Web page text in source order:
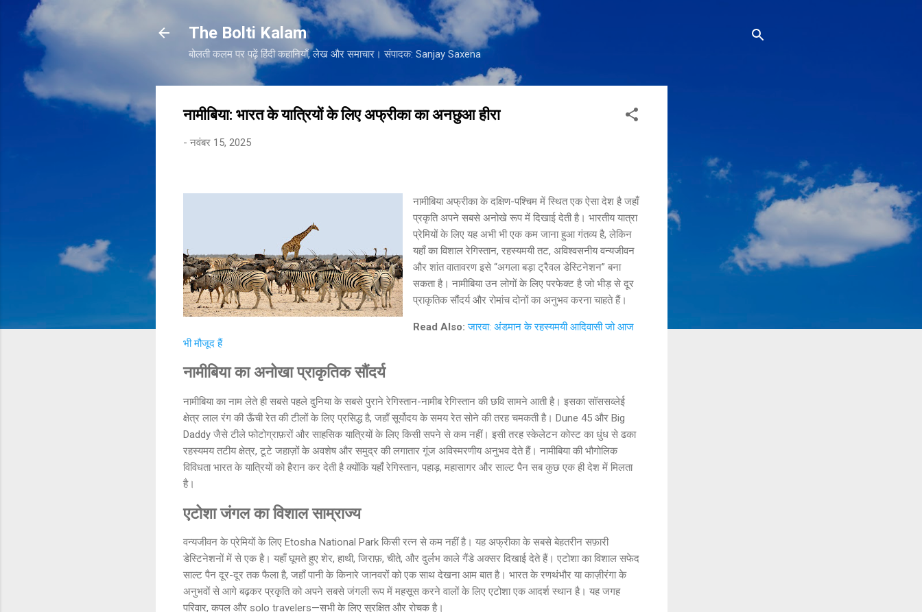
सीधे मुख्य सामग्री पर जाएं
The Bolti Kalam
बोलती कलम पर पढ़ें हिंदी कहानियाँ, लेख और समाचार। संपादक: Sanjay Saxena
नामीबिया: भारत के यात्रियों के लिए अफ्रीका का अनछुआ हीरा
- नवंबर 15, 2025
नामीबिया अफ्रीका के दक्षिण-पश्चिम में स्थित एक ऐसा देश है जहाँ
प्रकृति अपने सबसे अनोखे रूप में दिखाई देती है। भारतीय यात्रा
प्रेमियों के लिए यह अभी भी एक कम जाना हुआ गंतव्य है, लेकिन
यहाँ का विशाल रेगिस्तान, रहस्यमयी तट, अविश्वसनीय वन्यजीवन
और शांत वातावरण इसे “अगला बड़ा ट्रैवल डेस्टिनेशन” बना
सकता है। नामीबिया उन लोगों के लिए परफेक्ट है जो भीड़ से दूर
प्राकृतिक सौंदर्य और रोमांच दोनों का अनुभव करना चाहते हैं।
Read Also: जारवा: अंडमान के रहस्यमयी आदिवासी जो आज
भी मौजूद हैं
नामीबिया का अनोखा प्राकृतिक सौंदर्य
नामीबिया का नाम लेते ही सबसे पहले दुनिया के सबसे पुराने रेगिस्तान-नामीब रेगिस्तान की छवि सामने आती है। इसका सॉससव्लेई
क्षेत्र लाल रंग की ऊँची रेत की टीलों के लिए प्रसिद्ध है, जहाँ सूर्योदय के समय रेत सोने की तरह चमकती है। Dune 45 और Big
Daddy जैसे टीले फोटोग्राफ़रों और साहसिक यात्रियों के लिए किसी सपने से कम नहीं। इसी तरह स्केलेटन कोस्ट का धुंध से ढका
रहस्यमय तटीय क्षेत्र, टूटे जहाज़ों के अवशेष और समुद्र की लगातार गूंज अविस्मरणीय अनुभव देते हैं। नामीबिया की भौगोलिक
विविधता भारत के यात्रियों को हैरान कर देती है क्योंकि यहाँ रेगिस्तान, पहाड़, महासागर और साल्ट पैन सब कुछ एक ही देश में मिलता
है।
एटोशा जंगल का विशाल साम्राज्य
वन्यजीवन के प्रेमियों के लिए Etosha National Park किसी रत्न से कम नहीं है। यह अफ्रीका के सबसे बेहतरीन सफ़ारी
डेस्टिनेशनों में से एक है। यहाँ घूमते हुए शेर, हाथी, जिराफ़, चीते, और दुर्लभ काले गैंडे अक्सर दिखाई देते हैं। एटोशा का विशाल सफेद
साल्ट पैन दूर-दूर तक फैला है, जहाँ पानी के किनारे जानवरों को एक साथ देखना आम बात है। भारत के रणथंभौर या काज़ीरंगा के
अनुभवों से आगे बढ़कर प्रकृति को अपने सबसे जंगली रूप में महसूस करने वालों के लिए एटोशा एक आदर्श स्थान है। यह जगह
परिवार, कपल और solo travelers—सभी के लिए सुरक्षित और रोचक है।